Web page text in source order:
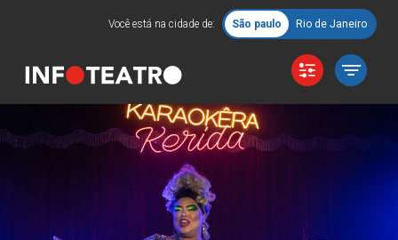
Você está na cidade de: São paulo Rio de Janeiro